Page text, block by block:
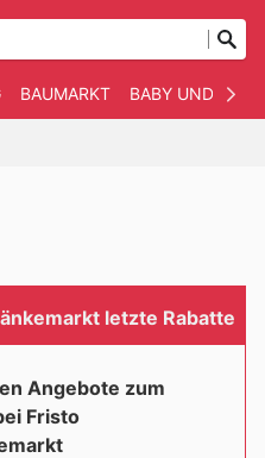
BAUMARKT BABY UND KIND
letzte Rabatte
Angebote zum
Fristo